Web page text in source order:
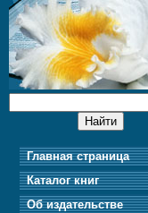
Главная страница
Каталог книг
Об издательстве